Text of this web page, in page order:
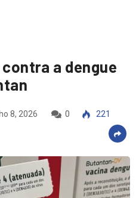
a dengue
8, 2026 0
221